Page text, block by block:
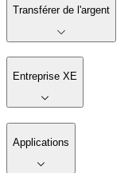
Transférer de l'argent
Entreprise XE
Applications